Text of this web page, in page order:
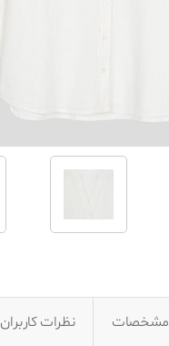
مشخصات نظرات کاربران